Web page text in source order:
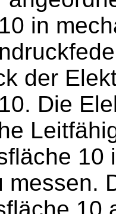
in
der
Die
10
messen.
10